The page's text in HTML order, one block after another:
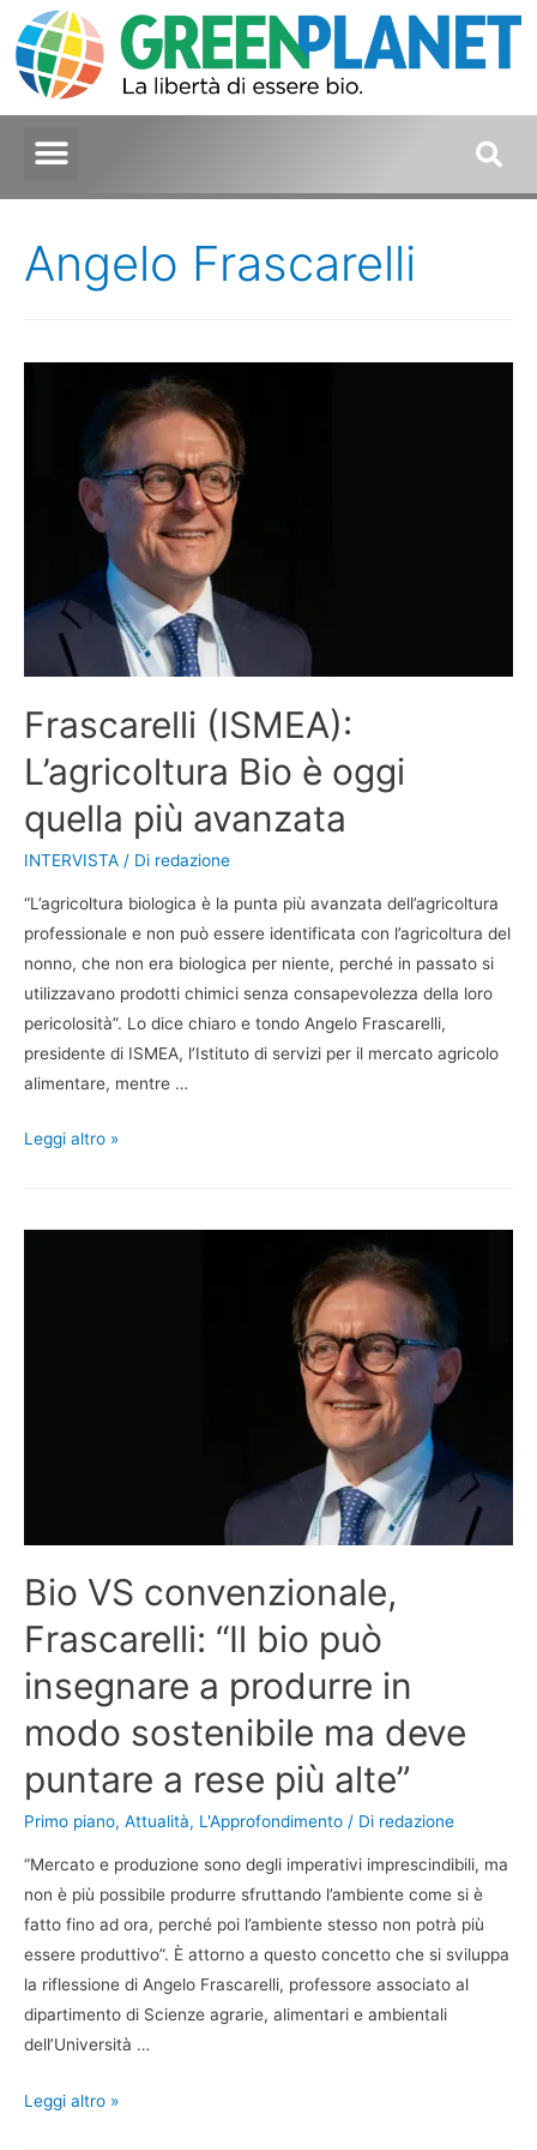
Angelo Frascarelli
Frascarelli (ISMEA):
L’agricoltura Bio è oggi
quella più avanzata
INTERVISTA / Di redazione
“L’agricoltura biologica è la punta più avanzata dell’agricoltura
professionale e non può essere identificata con l’agricoltura del
nonno, che non era biologica per niente, perché in passato si
utilizzavano prodotti chimici senza consapevolezza della loro
pericolosità”. Lo dice chiaro e tondo Angelo Frascarelli,
presidente di ISMEA, l’Istituto di servizi per il mercato agricolo
alimentare, mentre …
Leggi altro »
Bio VS convenzionale,
Frascarelli: “Il bio può
insegnare a produrre in
modo sostenibile ma deve
puntare a rese più alte”
Primo piano, Attualità, L'Approfondimento / Di redazione
“Mercato e produzione sono degli imperativi imprescindibili, ma
non è più possibile produrre sfruttando l’ambiente come si è
fatto fino ad ora, perché poi l’ambiente stesso non potrà più
essere produttivo”. È attorno a questo concetto che si sviluppa
la riflessione di Angelo Frascarelli, professore associato al
dipartimento di Scienze agrarie, alimentari e ambientali
dell’Università …
Leggi altro »